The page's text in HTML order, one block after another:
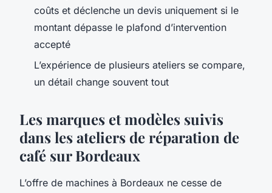
coûts et déclenche un devis uniquement si le
montant dépasse le plafond d’intervention
accepté
L’expérience de plusieurs ateliers se compare,
un détail change souvent tout
Les marques et modèles suivis
dans les ateliers de réparation de
café sur Bordeaux
L’offre de machines à Bordeaux ne cesse de